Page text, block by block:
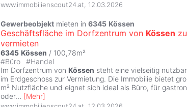
www.immobilienscout24.at 12.03.2026
Gewerbeobjekt mieten in 6345 Kössen
Geschäftsfläche im Dorfzentrum von Kössen zu
vermieten
6345 Kössen / 100,78m²
#Büro #Handel
Im Dorfzentrum von Kössen steht eine vielseitig
im Erdgeschoss zur Vermietung. Die Immobilie bietet
m² Nutzfläche und eignet sich ideal als Büro, für
oder... [Mehr]